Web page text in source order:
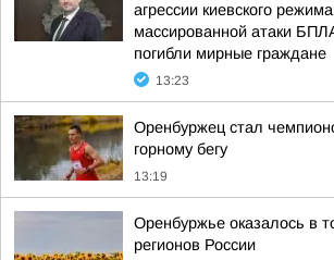
агрессии киевского
массированной атаки
погибли мирные граждане
13:23
Оренбуржец стал
горному бегу
13:19
Оренбуржье оказалось в
регионов России